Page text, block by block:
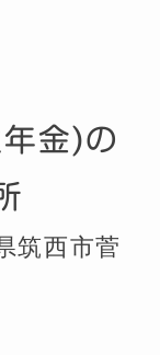
金)の
筑西市菅